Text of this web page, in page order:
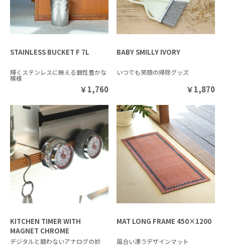
STAINLESS BUCKET F 7L
輝くステンレスに映える個性豊かな
模様
￥1,760
BABY SMILLY IVORY
いつでも笑顔の掃除グッズ
￥1,870
KITCHEN TIMER WITH
MAGNET CHROME
デジタルと競わないアナログの妙
MAT LONG FRAME 450×1200
風合い漂うデザインマット